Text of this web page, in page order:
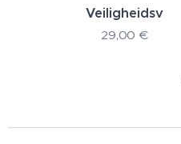
Veiligheidsvest
29,00 €